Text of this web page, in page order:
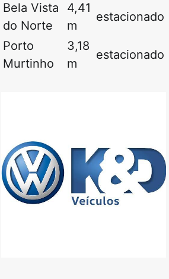
Bela Vista
do Norte
4,41
m
estacionado
Porto
Murtinho
3,18
m
estacionado